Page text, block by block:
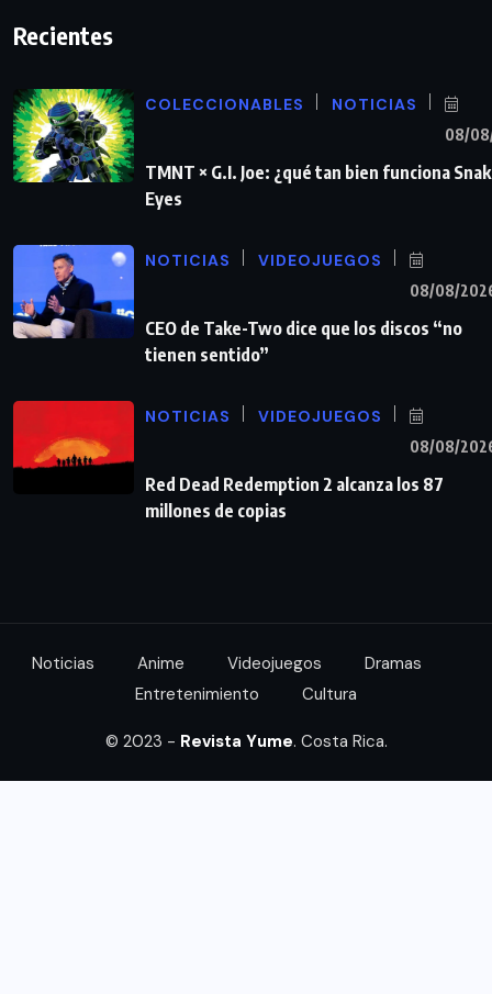
Recientes
COLECCIONABLES NOTICIAS
08/
TMNT × G.I. Joe: ¿qué tan bien funciona
Eyes
NOTICIAS VIDEOJUEGOS
08/08/
CEO de Take-Two dice que los discos “no
tienen sentido”
NOTICIAS VIDEOJUEGOS
08/08/
Red Dead Redemption 2 alcanza los 87
millones de copias
Noticias Anime Videojuegos
Dramas
Entretenimiento
Cultura
© 2023 - Revista Yume. Costa Rica.